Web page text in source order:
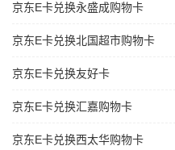
京东E卡兑换永盛成购物卡
京东E卡兑换北国超市购物卡
京东E卡兑换友好卡
京东E卡兑换汇嘉购物卡
京东E卡兑换西太华购物卡